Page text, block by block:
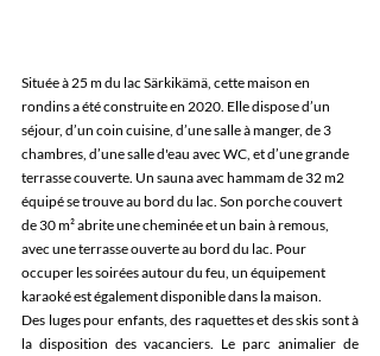
Située à 25 m du lac Särkikämä, cette maison en
rondins a été construite en 2020. Elle dispose d’un
séjour, d’un coin cuisine, d’une salle à manger, de 3
chambres, d’une salle d'eau avec WC, et d’une grande
terrasse couverte. Un sauna avec hammam de 32 m2
équipé se trouve au bord du lac. Son porche couvert
de 30 m² abrite une cheminée et un bain à remous,
avec une terrasse ouverte au bord du lac. Pour
occuper les soirées autour du feu, un équipement
karaoké est également disponible dans la maison.
Des luges pour enfants, des raquettes et des skis sont à
la disposition des vacanciers. Le parc animalier de